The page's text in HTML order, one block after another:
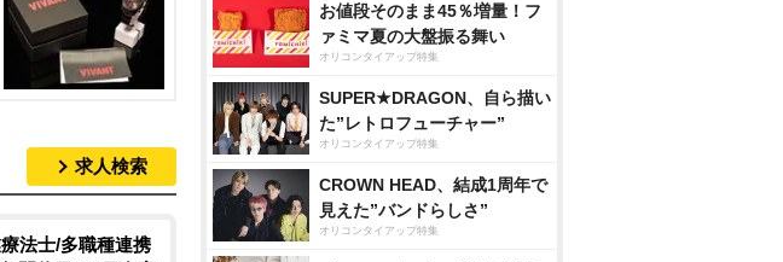
求人検索
法士/多職種連携
お値段そのまま45％増量！フ
ァミマ夏の大盤振る舞い
オリコンタイアップ特集
SUPER★DRAGON、自ら描い
た”レトロフューチャー”
オリコンタイアップ特集
CROWN HEAD、結成1周年で
見えた”バンドらしさ”
オリコンタイアップ特集